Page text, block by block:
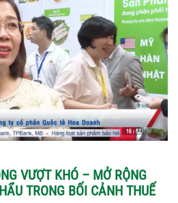
VƯỢT KHÓ – MỞ RỘNG
TRONG BỐI CẢNH THUẾ